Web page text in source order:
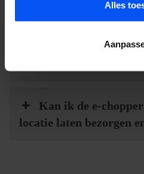
Alles
Hoe ver kan ik
chopper?
Kan ik de e-
locatie laten bezorgen